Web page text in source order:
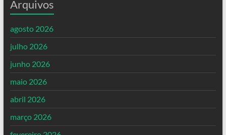
Arquivos
agosto 2026
julho 2026
junho 2026
maio 2026
abril 2026
março 2026